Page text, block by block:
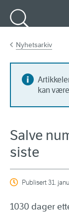
Nyhetsarkiv
kan
Salve
siste
Publisert31.
1030 dager